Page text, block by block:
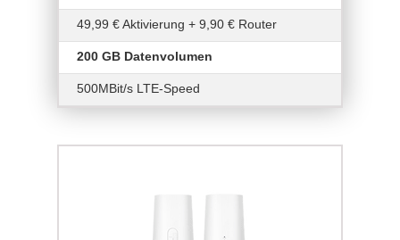
49,99 € Aktivierung + 9,90 € Router
200 GB Datenvolumen
500MBit/s LTE-Speed